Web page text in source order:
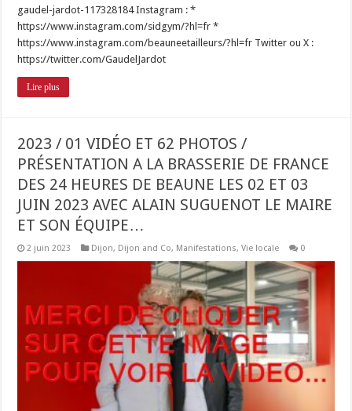
gaudel-jardot-117328184 Instagram : *
https://www.instagram.com/sidgym/?hl=fr *
https://www.instagram.com/beauneetailleurs/?hl=fr Twitter ou X :
https://twitter.com/GaudelJardot
Lire plus
2023 / 01 VIDÉO ET 62 PHOTOS /
PRÉSENTATION A LA BRASSERIE DE FRANCE
DES 24 HEURES DE BEAUNE LES 02 ET 03
JUIN 2023 AVEC ALAIN SUGUENOT LE MAIRE
ET SON ÉQUIPE…
2 juin 2023 Dijon, Dijon and Co, Manifestations,Vie locale 0